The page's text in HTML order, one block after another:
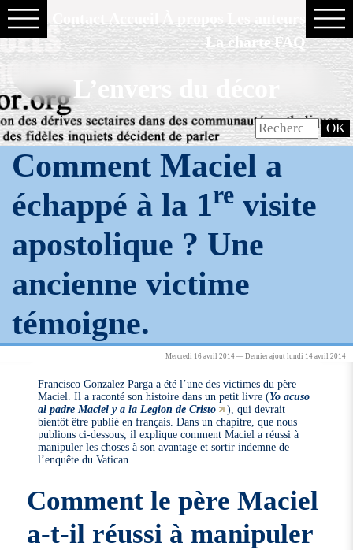
La charte FAQ
L’envers du décor
Comment Maciel a
échappé à la 1re visite
apostolique ? Une
ancienne victime
témoigne.
Mercredi 16 avril 2014 — Dernier ajout lundi 14 avril 2014
Francisco Gonzalez Parga a été l’une des victimes du père
Maciel. Il a raconté son histoire dans un petit livre (Yo acuso
al padre Maciel y a la Legion de Cristo
), qui devrait
bientôt être publié en français. Dans un chapitre, que nous
publions ci-dessous, il explique comment Maciel a réussi à
manipuler les choses à son avantage et sortir indemne de
l’enquête du Vatican.
Comment le père Maciel
a-t-il réussi à manipuler